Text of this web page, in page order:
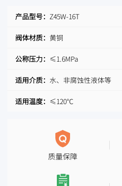
产品型号： Z45W-16T
阀体材质： 黄铜
公称压力： ≤1.6MPa
适用介质： 水、非腐蚀性液体等
适用温度： ≤120℃
质量保障